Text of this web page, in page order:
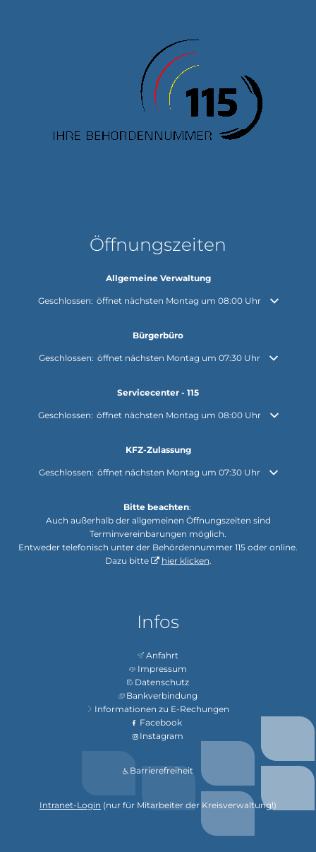
Öffnungszeiten
Allgemeine Verwaltung
Klicken, um weitere Öffnungs- oder Schließzeiten auszublenden
Geschlossen: öffnet nächsten Montag um 08:00 Uhr
Bürgerbüro
Klicken, um weitere Öffnungs- oder Schließzeiten auszublenden
Geschlossen: öffnet nächsten Montag um 07:30 Uhr
Servicecenter - 115
Klicken, um weitere Öffnungs- oder Schließzeiten auszublenden
Geschlossen: öffnet nächsten Montag um 08:00 Uhr
KFZ-Zulassung
Klicken, um weitere Öffnungs- oder Schließzeiten auszublenden
Geschlossen: öffnet nächsten Montag um 07:30 Uhr
Bitte beachten:
Auch außerhalb der allgemeinen Öffnungszeiten sind
Terminvereinbarungen möglich.
Entweder telefonisch unter der Behördennummer 115 oder online.
Dazu bitte
hier klicken.
Infos
Anfahrt
Impressum
Datenschutz
Bankverbindung
Informationen zu E-Rechungen
Facebook
Instagram
Barrierefreiheit
Intranet-Login (nur für Mitarbeiter der Kreisverwaltung!)